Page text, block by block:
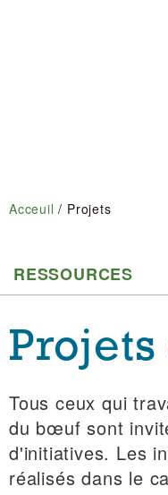
Acceuil / Projets
RESSOURCES
Tous ceux qui
du bœuf sont
d'initiatives. Les
réalisés dans le